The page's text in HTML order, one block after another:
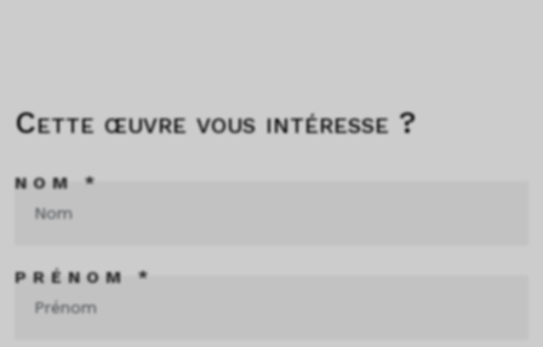
Cette œuvre vous intéresse ?
NOM *
PRÉNOM *